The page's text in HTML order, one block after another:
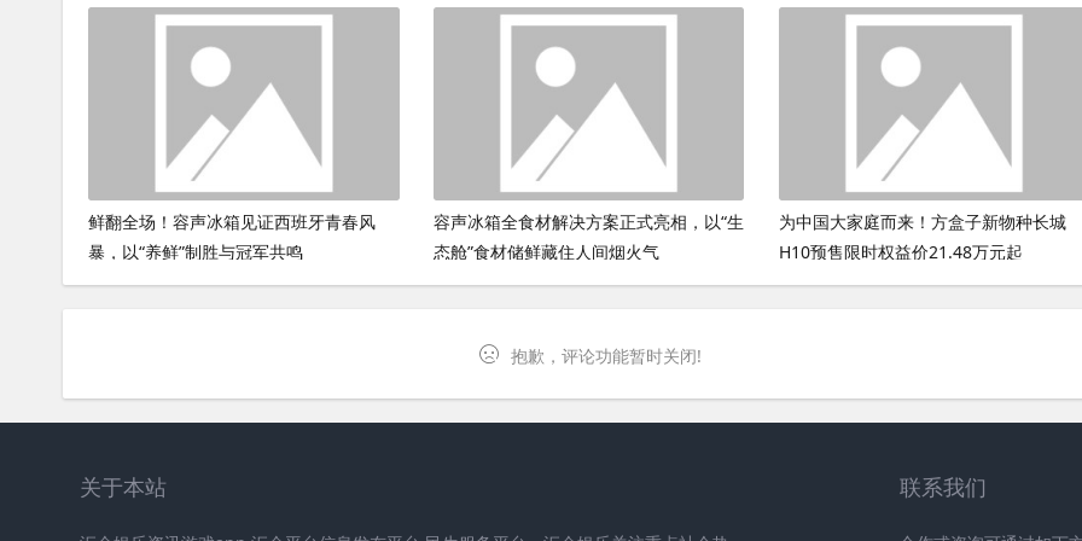
鲜翻全场！容声冰箱见证西班牙青春风
暴，以“养鲜”制胜与冠军共鸣
容声冰箱全食材解决方案正式亮相，以“生
态舱”食材储鲜藏住人间烟火气
为中国大家庭而来！方盒子新物种长城
H10预售限时权益价21.48万元起
抱歉，评论功能暂时关闭!
关于本站 联系我们